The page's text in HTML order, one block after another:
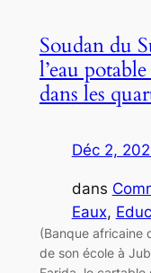
Soudan du
l’eau
dans les
Déc 2,
dans
Eaux,
(Banque africaine
de son école à